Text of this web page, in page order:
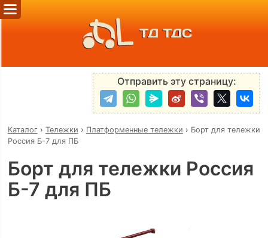
ТД ТДС
Отправить эту страницу:
Каталог› Тележки › Платформенные тележки › Борт для тележки
Россия Б-7 для ПБ
Борт для тележки Россия
Б-7 для ПБ